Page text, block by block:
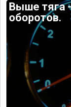
Выше тяга
оборотов.